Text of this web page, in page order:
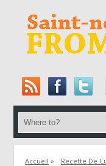
Accueil » Recette De